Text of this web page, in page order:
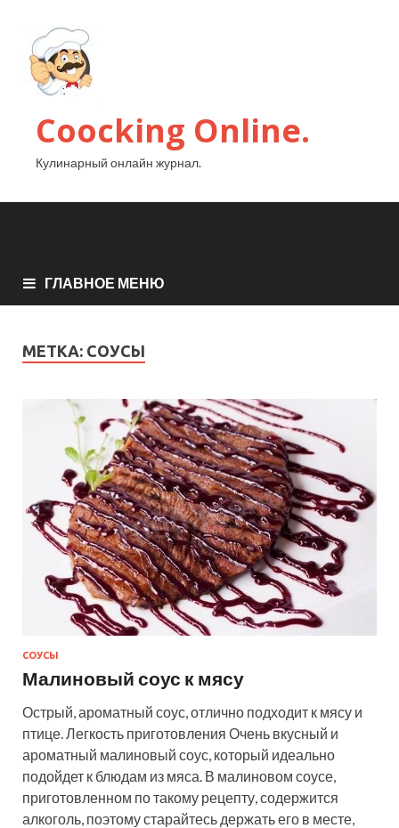
Coocking Online.
Кулинарный онлайн журнал.
ГЛАВНОЕ МЕНЮ
МЕТКА: СОУСЫ
СОУСЫ
Малиновый соус к мясу
Острый, ароматный соус, отлично подходит к мясу и
птице. Легкость приготовления Очень вкусный и
ароматный малиновый соус, который идеально
подойдет к блюдам из мяса. В малиновом соусе,
приготовленном по такому рецепту, содержится
алкоголь, поэтому старайтесь держать его в месте,